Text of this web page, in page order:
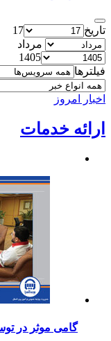
تاریخ
17
مرداد
1405
فیلترها
اخبار امروز
ارائه خدمات
گامی موثر در